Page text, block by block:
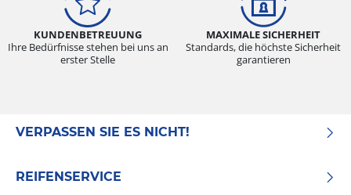
KUNDENBETREUUNG
Ihre Bedürfnisse stehen bei uns an
erster Stelle
MAXIMALE SICHERHEIT
Standards, die höchste Sicherheit
garantieren
VERPASSEN SIE ES NICHT!
REIFENSERVICE